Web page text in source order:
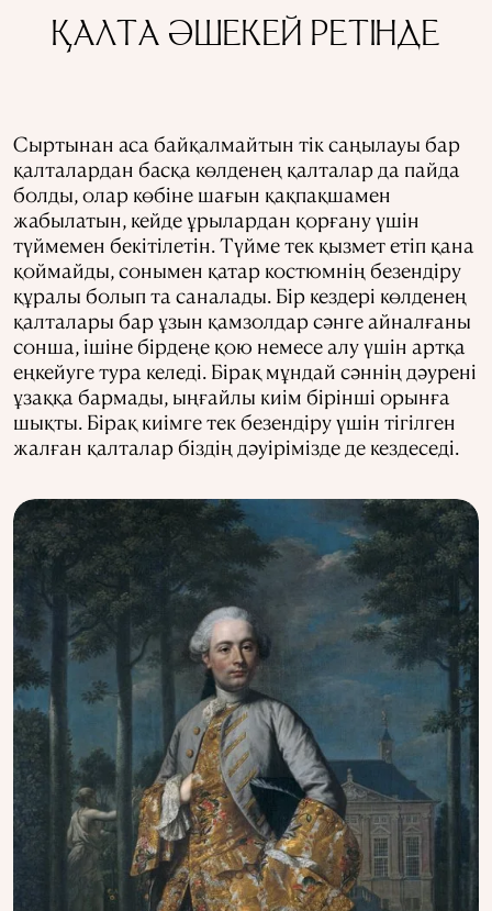
ҚАЛТА ӘШЕКЕЙ РЕТІНДЕ
Сыртынан аса байқалмайтын тік саңылауы бар
қалталардан басқа көлденең қалталар да пайда
болды, олар көбіне шағын қақпақшамен
жабылатын, кейде ұрылардан қорғану үшін
түймемен бекітілетін. Түйме тек қызмет етіп қана
қоймайды, сонымен қатар костюмнің безендіру
құралы болып та саналады. Бір кездері көлденең
қалталары бар ұзын қамзолдар сәнге айналғаны
сонша, ішіне бірдеңе қою немесе алу үшін артқа
еңкейуге тура келеді. Бірақ мұндай сәннің дәурені
ұзаққа бармады, ыңғайлы киім бірінші орынға
шықты. Бірақ киімге тек безендіру үшін тігілген
жалған қалталар біздің дәуірімізде де кездеседі.